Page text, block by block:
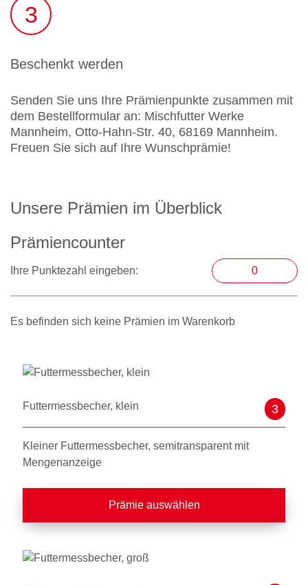
3
Beschenkt werden
Senden Sie uns Ihre Prämienpunkte zusammen mit
dem Bestellformular an: Mischfutter Werke
Mannheim, Otto-Hahn-Str. 40, 68169 Mannheim.
Freuen Sie sich auf Ihre Wunschprämie!
Unsere Prämien im Überblick
Prämiencounter
Ihre Punktezahl eingeben:
Es befinden sich keine Prämien im Warenkorb
Futtermessbecher, klein 3
Kleiner Futtermessbecher, semitransparent mit
Mengenanzeige
Prämie auswählen